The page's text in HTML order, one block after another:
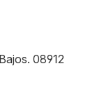
. 08912